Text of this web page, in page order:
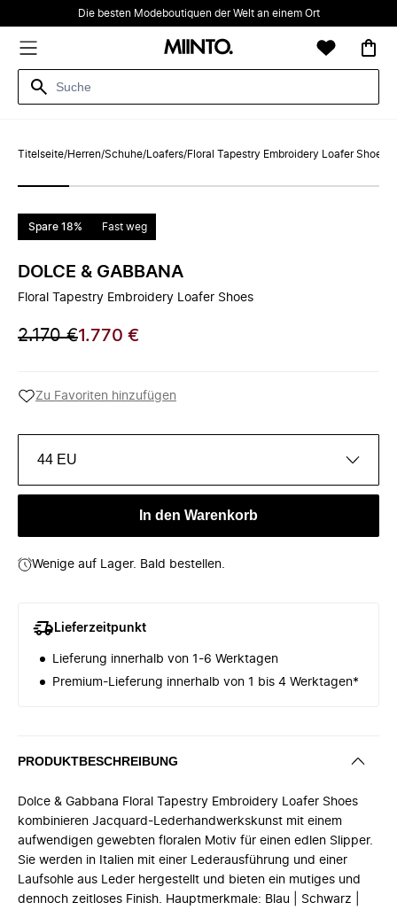
Die besten Modeboutiquen der Welt an einem Ort
Titelseite/Herren/Schuhe/ Loafers/Floral Tapestry Embroidery Loafer Shoes
Spare 18% Fast weg
DOLCE & GABBANA
Floral Tapestry Embroidery Loafer Shoes
2.170 €1.770 €
Zu Favoriten hinzufügen
44 EU
In den Warenkorb
Wenige auf Lager. Bald bestellen.
Lieferzeitpunkt
Lieferung innerhalb von 1-6 Werktagen
Premium-Lieferung innerhalb von 1 bis 4 Werktagen*
PRODUKTBESCHREIBUNG
Dolce & Gabbana Floral Tapestry Embroidery Loafer Shoes
kombinieren Jacquard-Lederhandwerkskunst mit einem
aufwendigen gewebten floralen Motiv für einen edlen Slipper.
Sie werden in Italien mit einer Lederausführung und einer
Laufsohle aus Leder hergestellt und bieten ein mutiges und
dennoch zeitloses Finish. Hauptmerkmale: Blau | Schwarz |